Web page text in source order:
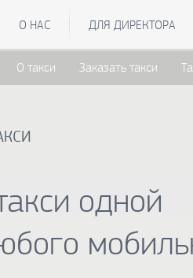
О НАС ДЛЯ ДИРЕКТОРА
О такси Заказать такси
одной